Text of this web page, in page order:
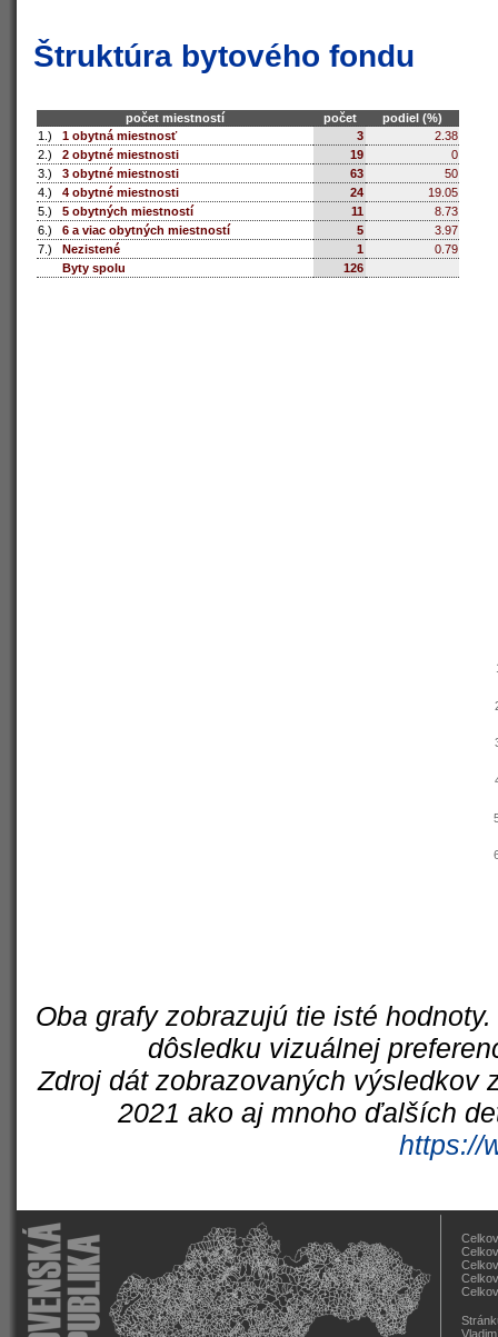
Štruktúra bytového fondu
počet miestností počet
podiel (%)
1.)
1 obytná miestnosť 3
2.38
2.)
2 obytné miestnosti 19
0
3.)
3 obytné miestnosti 63
50
4.)
4 obytné miestnosti 24
19.05
5.)
5 obytných miestností 11
8.73
6.)
6 a viac obytných miestností 5
3.97
7.)
Nezistené 1
0.79
Byty spolu
126
Oba grafy zobrazujú tie isté
dôsledku vizuálnej
Zdroj dát zobrazovaných výsledkov
2021 ako aj mnoho ďalších
https://